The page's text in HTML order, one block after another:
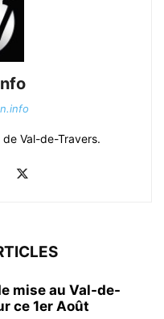
Val-de-Travers.
mise au Val-de-
ce 1er Août